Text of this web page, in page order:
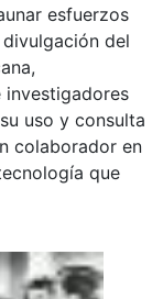
esfuerzos
del
investigadores
uso y consulta
colaborador en
que